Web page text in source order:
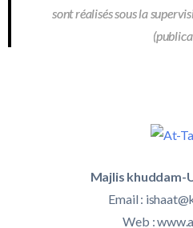
sont réalisés sous la
Majlis khuddam-
Email :
Web :